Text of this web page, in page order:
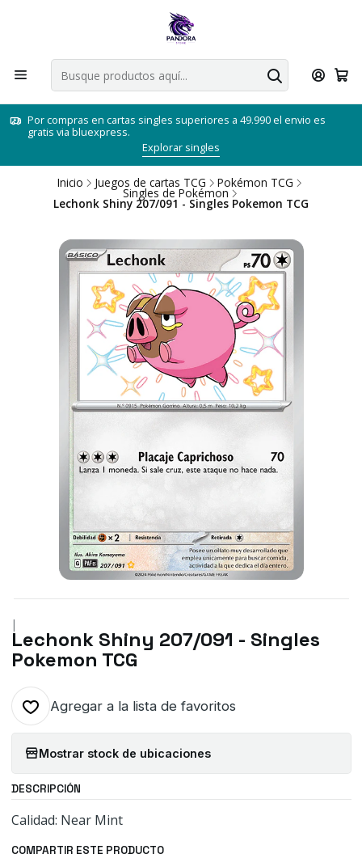
Por compras en cartas singles superiores a 49.990 el envio es
gratis via bluexpress.
Explorar singles
Inicio Juegos de cartas TCG Pokémon TCG
Singles de Pokémon
Lechonk Shiny 207/091 - Singles Pokemon TCG
|
Lechonk Shiny 207/091 - Singles
Pokemon TCG
Agregar a la lista de favoritos
Mostrar stock de ubicaciones
DESCRIPCIÓN
Calidad: Near Mint
COMPARTIR ESTE PRODUCTO